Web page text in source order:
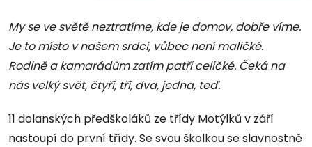
My se ve světě neztratíme, kde je domov, dobře víme.
Je to místo v našem srdci, vůbec není maličké.
Rodině a kamarádům zatím patří celičké. Čeká na
nás velký svět, čtyři, tři, dva, jedna, teď.
11 dolanských předškoláků ze třídy Motýlků v září
nastoupí do první třídy. Se svou školkou se slavnostně